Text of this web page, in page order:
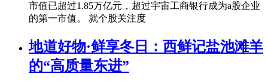
市值已超过1.85万亿元，超过宇宙工商银行成为a股企业
的第一市值。 就个股关注度
地道好物·鲜享冬日：西鲜记盐池滩羊
的“高质量东进”